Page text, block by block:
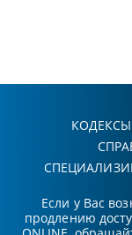
КОДЕКСЫ
Если у Вас
продлению